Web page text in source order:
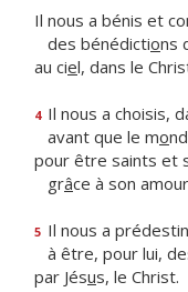
Il nous a bénis et
des bénédictions
au ciel, dans le
4 Il nous a choisis,
avant que le mo
pour être saints et
grâce à son
5 Il nous a
à être, pour lui,
par Jésus, le Christ.